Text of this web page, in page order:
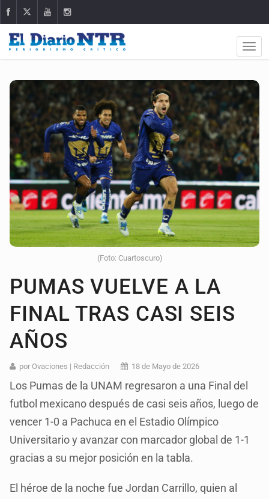
(Foto: Cuartoscuro)
PUMAS VUELVE A LA
FINAL TRAS CASI SEIS
AÑOS
por Ovaciones | Redacción 18 de Mayo de 2026
Los Pumas de la UNAM regresaron a una Final del
futbol mexicano después de casi seis años, luego de
vencer 1-0 a Pachuca en el Estadio Olímpico
Universitario y avanzar con marcador global de 1-1
gracias a su mejor posición en la tabla.
El héroe de la noche fue Jordan Carrillo, quien al